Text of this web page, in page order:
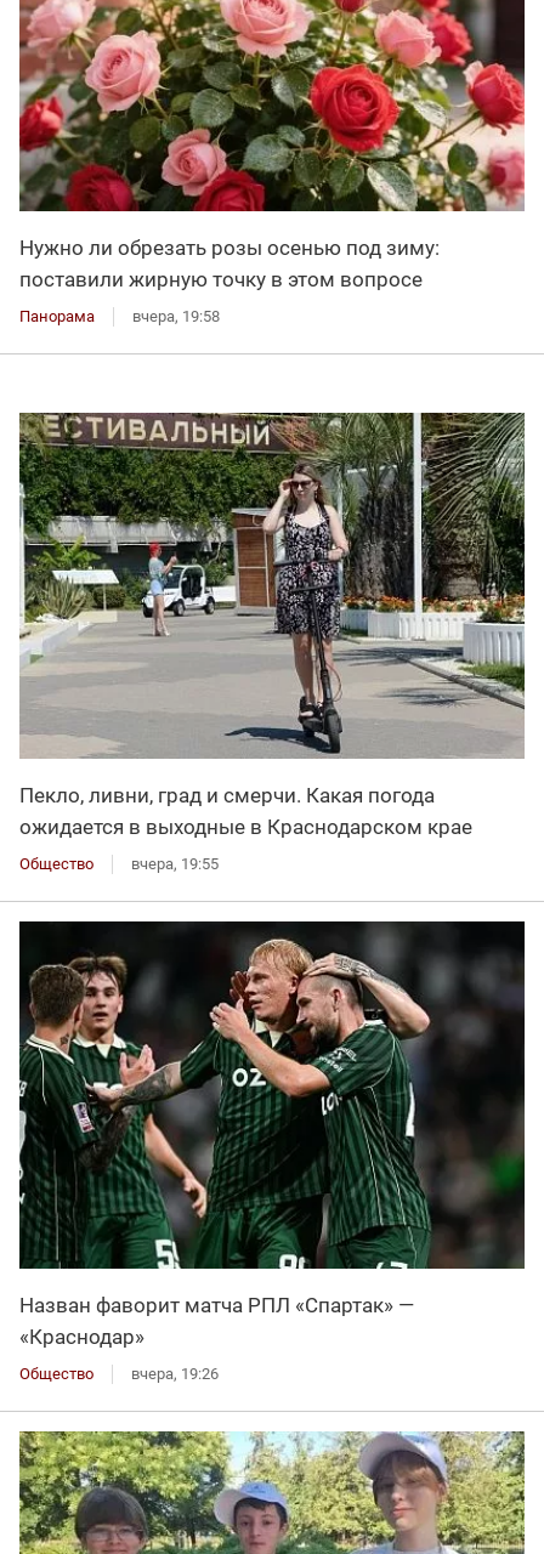
Нужно ли обрезать розы осенью под зиму:
поставили жирную точку в этом вопросе
Панорама вчера, 19:58
Пекло, ливни, град и смерчи. Какая погода
ожидается в выходные в Краснодарском крае
Общество вчера, 19:55
Назван фаворит матча РПЛ «Спартак» —
«Краснодар»
Общество вчера, 19:26